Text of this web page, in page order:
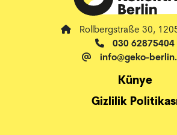
Rollbergstraße 30,
030 62875404
info@geko-
Künye
Gizlilik